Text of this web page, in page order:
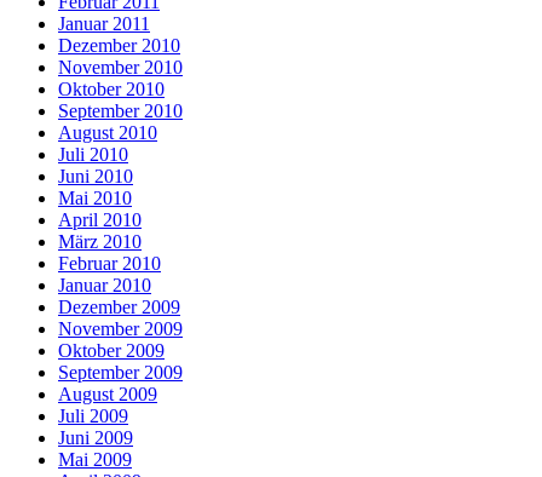
Januar 2011
Dezember 2010
November 2010
Oktober 2010
September 2010
August 2010
Juli 2010
Juni 2010
Mai 2010
April 2010
März 2010
Februar 2010
Januar 2010
Dezember 2009
November 2009
Oktober 2009
September 2009
August 2009
Juli 2009
Juni 2009
Mai 2009